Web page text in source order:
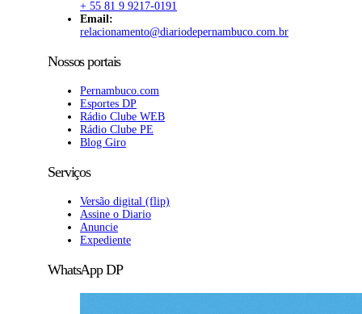
+ 55 81 9 9217-0191
Email:
relacionamento@diariodepernambuco.com.br
Nossos portais
Pernambuco.com
Esportes DP
Rádio Clube WEB
Rádio Clube PE
Blog Giro
Serviços
Versão digital (flip)
Assine o Diario
Anuncie
Expediente
WhatsApp DP